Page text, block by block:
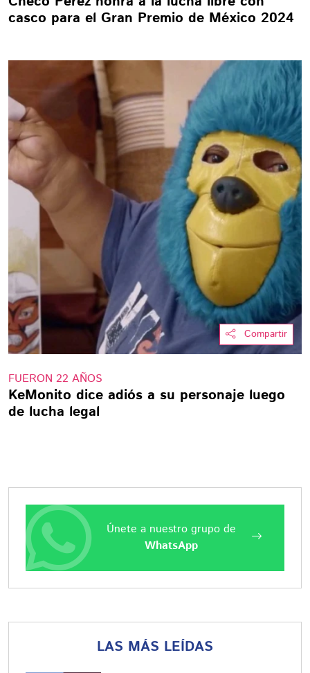
casco para el Gran Premio de México 2024
Compartir
FUERON 22 AÑOS
KeMonito dice adiós a su personaje luego
de lucha legal
Únete a nuestro grupo de
WhatsApp
LAS MÁS LEÍDAS